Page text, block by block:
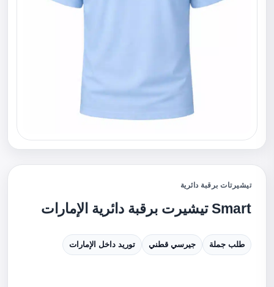
تيشيرتات برقبة دائرية
Smart تيشيرت برقبة دائرية الإمارات
طلب جملة جيرسي قطني توريد داخل الإمارات